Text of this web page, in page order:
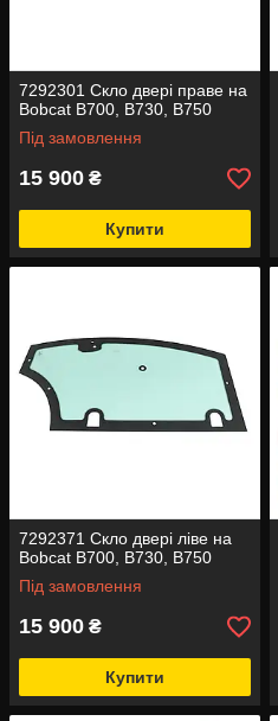
7292301 Скло двері праве на
Bobcat B700, B730, B750
Під замовлення
15 900 ₴
Купити
7292371 Скло двері ліве на
Bobcat B700, B730, B750
Під замовлення
15 900 ₴
Купити